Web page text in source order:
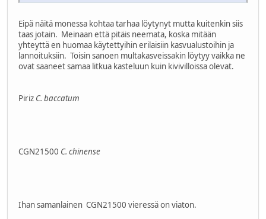
Eipä näitä monessa kohtaa tarhaa löytynyt mutta kuitenkin siis
taas jotain. Meinaan että pitäis neemata, koska mitään
yhteyttä en huomaa käytettyihin erilaisiin kasvualustoihin ja
lannoituksiin. Toisin sanoen multakasveissakin löytyy vaikka ne
ovat saaneet samaa litkua kasteluun kuin kivivilloissa olevat.
Piriz C. baccatum
CGN21500 C. chinense
Ihan samanlainen CGN21500 vieressä on viaton.